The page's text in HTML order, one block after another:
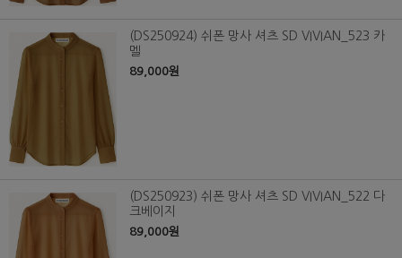
(DS250924) 쉬폰 망사 셔츠 SD VIVIAN_523 카
멜
89,000원
(DS250923) 쉬폰 망사 셔츠 SD VIVIAN_522 다
크베이지
89,000원